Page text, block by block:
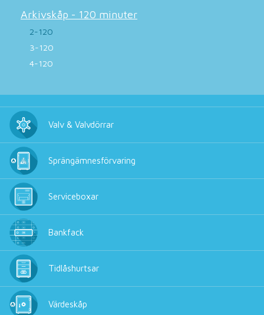
Arkivskåp - 120 minuter
2-120
3-120
4-120
Valv & Valvdörrar
Sprängämnesförvaring
Serviceboxar
Bankfack
Tidlåshurtsar
Värdeskåp